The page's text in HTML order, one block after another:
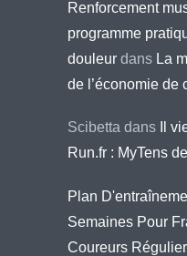
Renforcement
programme
douleur dans La
de l’économie de
Scibetta dans
Il
Run.fr : MyTens
Plan
Semaines Pour
Coureurs